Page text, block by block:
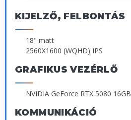
KIJELZŐ, FELBONTÁS
18" matt
2560X1600 (WQHD) IPS
GRAFIKUS VEZÉRLŐ
NVIDIA GeForce RTX 5080 16GB
KOMMUNIKÁCIÓ